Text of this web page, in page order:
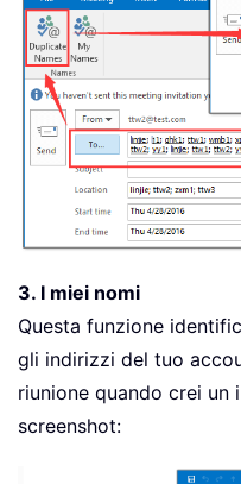
3. I miei nomi
Questa funzione
gli indirizzi del tuo
riunione quando crei un
screenshot: